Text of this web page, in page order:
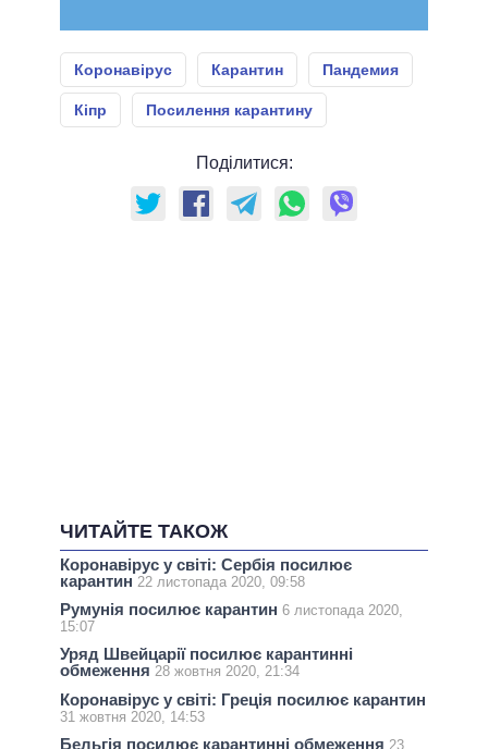
Коронавірус Карантин Пандемия
Кіпр Посилення карантину
Поділитися:
ЧИТАЙТЕ ТАКОЖ
Коронавірус у світі: Сербія посилює
карантин 22 листопада 2020, 09:58
Румунія посилює карантин 6 листопада 2020,
15:07
Уряд Швейцарії посилює карантинні
обмеження 28 жовтня 2020, 21:34
Коронавірус у світі: Греція посилює карантин
31 жовтня 2020, 14:53
Бельгія посилює карантинні обмеження 23